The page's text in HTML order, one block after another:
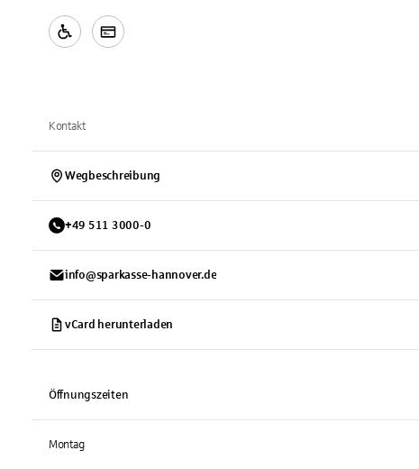
Kontakt
Wegbeschreibung
+49 511 3000-0
info@sparkasse-hannover.de
vCard herunterladen
Öffnungszeiten
Montag